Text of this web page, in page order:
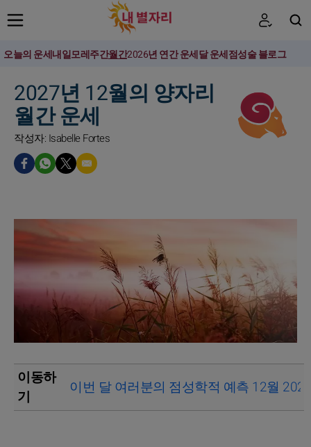
오늘의 운세내일모레주간월간2026년 연간 운세달 운세점성술 블로그
2027년 12월의 양자리
월간 운세
작성자: Isabelle Fortes
이동하
기
이번 달 여러분의 점성학적 예측 12월 2027